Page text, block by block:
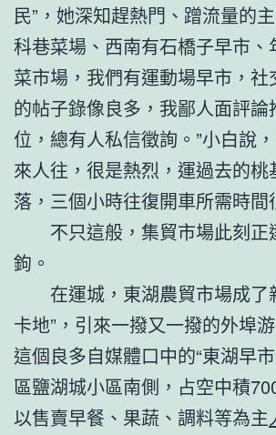
民”，她深知趕熱門、蹭流量的
科巷菜場、西南有石橋子早市、
菜市場，我們有運動場早市，社
的帖子錄像良多，我鄙人面評論
位，總有人私信徵詢。”小白說
來人往，很是熱烈，運過去的桃
落，三個小時往復開車所需時間
不只這般，集貿市場此刻
鉤。
在運城，東湖農貿市場成了
卡地”，引來一撥又一撥的外埠
這個良多自媒體口中的“東湖早
區鹽湖城小區南側，占空中積
以售賣早餐、果蔬、調料等為主